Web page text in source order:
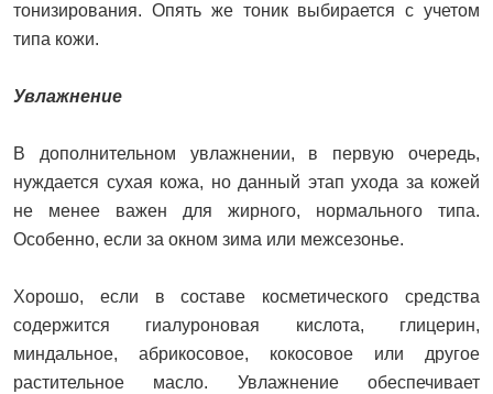
тонизирования. Опять же тоник выбирается с учетом
типа кожи.
Увлажнение
В дополнительном увлажнении, в первую очередь,
нуждается сухая кожа, но данный этап ухода за кожей
не менее важен для жирного, нормального типа.
Особенно, если за окном зима или межсезонье.
Хорошо, если в составе косметического средства
содержится гиалуроновая кислота, глицерин,
миндальное, абрикосовое, кокосовое или другое
растительное масло. Увлажнение обеспечивает